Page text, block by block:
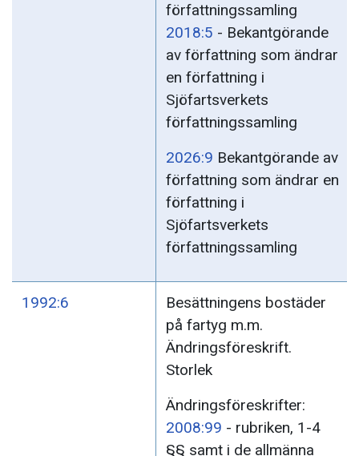
författningssamling
2018:5 - Bekantgörande
av författning som ändrar
en författning i
Sjöfartsverkets
författningssamling
2026:9 Bekantgörande av
författning som ändrar en
författning i
Sjöfartsverkets
författningssamling
1992:6
Besättningens bostäder
på fartyg m.m.
Ändringsföreskrift.
Storlek
Ändringsföreskrifter:
2008:99 - rubriken, 1-4
§§ samt i de allmänna